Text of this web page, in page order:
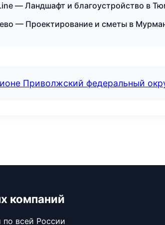
— Ландшафт и благоустройство в
— Проектирование и сметы в
Приволжский федеральный
компаний
по всей России